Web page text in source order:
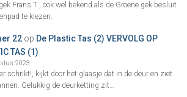
Frans T , ook wel bekend als de Groene gek besluit
te kiezen.
22op De Plastic Tas (2) VERVOLG OP
TAS (1)
2023
schrikt!, kijkt door het glaasje dat in de deur en ziet
Gelukkig de deurketting zit…